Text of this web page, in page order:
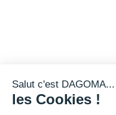
Salut c'est DAGOMA...
les Cookies !